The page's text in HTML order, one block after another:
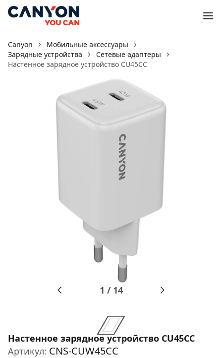
Canyon
Мобильные аксессуары
Зарядные устройства
Сетевые адаптеры
Настенное зарядное устройство CU45CC
1 / 14
Настенное зарядное устройство CU45CC
Артикул: CNS-CUW45CC